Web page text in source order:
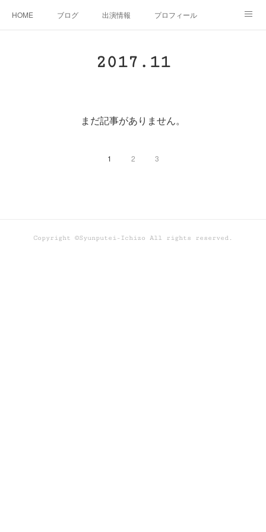
HOME ブログ 出演情報 プロフィール
2017 . 11
まだ記事がありません。
1 2 3
Copyright ©Syunputei-Ichizo All rights reserved.